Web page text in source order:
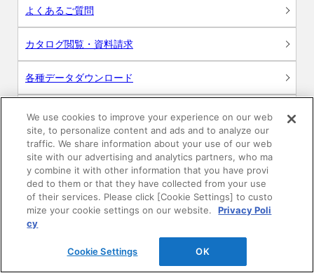
よくあるご質問
カタログ閲覧・資料請求
各種データダウンロード
WEB見積・各種シミュレーション
交換用部品の購入
修理・点検
お問い合わせ
We use cookies to improve your experience on our web
site, to personalize content and ads and to analyze our
traffic. We share information about your use of our web
site with our advertising and analytics partners, who ma
y combine it with other information that you have provi
ded to them or that they have collected from your use
of their services. Please click [Cookie Settings] to custo
mize your cookie settings on our website.
Privacy Poli
cy
Cookie Settings OK